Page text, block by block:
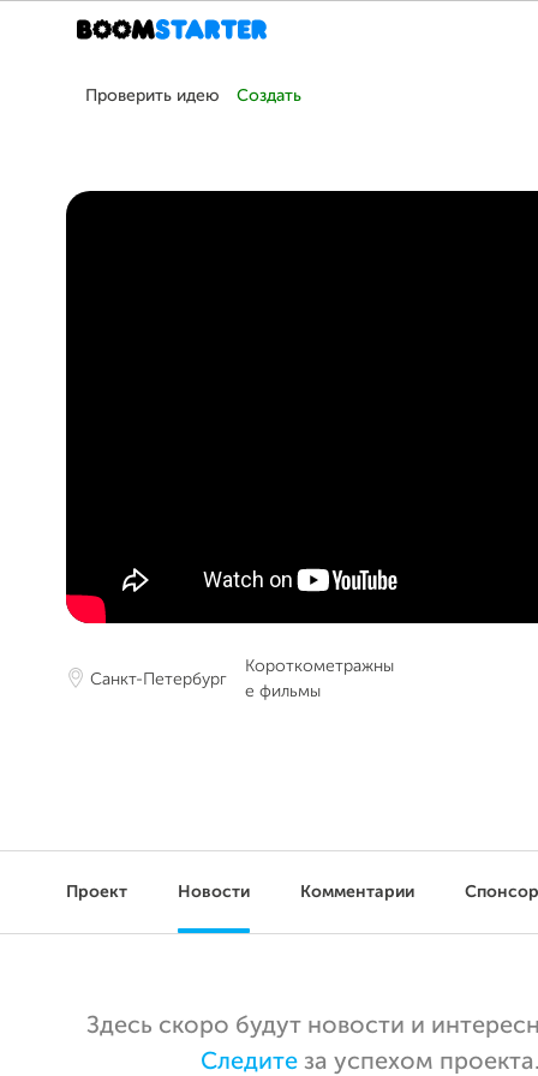
Проверить идею Создать
Санкт-Петербург
Короткометражны
е фильмы
Проект Новости Комментарии
Здесь скоро будут новости и
Следите за успехом